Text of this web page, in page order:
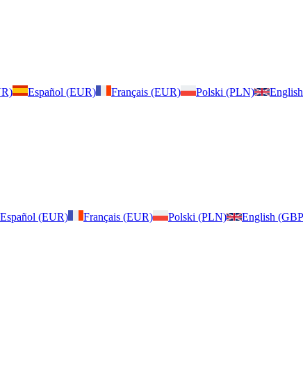
Español (EUR) Français (EUR) Polski (PLN)
Español (EUR) Français (EUR) Polski (PLN) English